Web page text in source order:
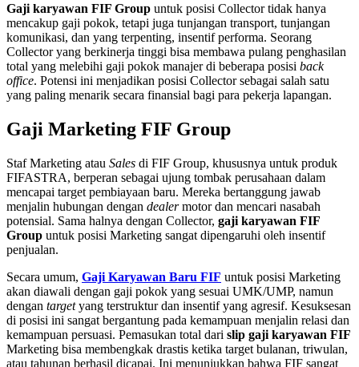
Gaji karyawan FIF Group untuk posisi Collector tidak hanya
mencakup gaji pokok, tetapi juga tunjangan transport, tunjangan
komunikasi, dan yang terpenting, insentif performa. Seorang
Collector yang berkinerja tinggi bisa membawa pulang penghasilan
total yang melebihi gaji pokok manajer di beberapa posisi back
office. Potensi ini menjadikan posisi Collector sebagai salah satu
yang paling menarik secara finansial bagi para pekerja lapangan.
Gaji Marketing FIF Group
Staf Marketing atau Sales di FIF Group, khususnya untuk produk
FIFASTRA, berperan sebagai ujung tombak perusahaan dalam
mencapai target pembiayaan baru. Mereka bertanggung jawab
menjalin hubungan dengan dealermotor dan mencari nasabah
potensial. Sama halnya dengan Collector, gaji karyawan FIF
Group untuk posisi Marketing sangat dipengaruhi oleh insentif
penjualan.
Secara umum, Gaji Karyawan Baru FIF untuk posisi Marketing
akan diawali dengan gaji pokok yang sesuai UMK/UMP, namun
dengan targetyang terstruktur dan insentif yang agresif. Kesuksesan
di posisi ini sangat bergantung pada kemampuan menjalin relasi dan
kemampuan persuasi. Pemasukan total dari slip gaji karyawan FIF
Marketing bisa membengkak drastis ketika target bulanan, triwulan,
atau tahunan berhasil dicapai. Ini menunjukkan bahwa FIF sangat